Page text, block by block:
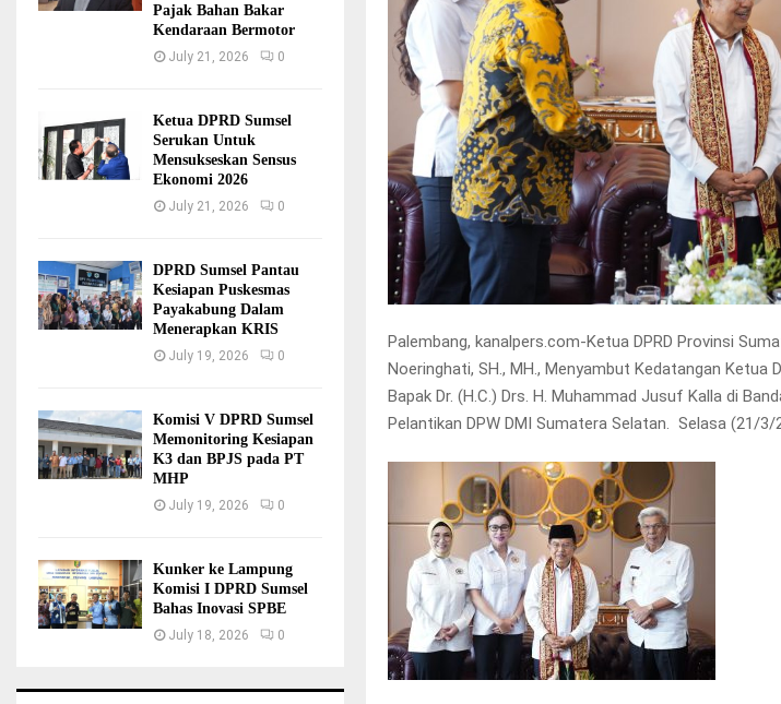
Palembang, kanalpers.com-Ketua DPRD Provinsi
Noeringhati, SH., MH., Menyambut Kedatangan Ketua
Bapak Dr. (H.C.) Drs. H. Muhammad Jusuf Kalla di
Pelantikan DPW DMI Sumatera Selatan. Selasa (21/3/
Pajak Bahan Bakar
Kendaraan Bermotor
July 21, 2026 0
Ketua DPRD Sumsel
Serukan Untuk
Mensukseskan Sensus
Ekonomi 2026
July 21, 2026 0
DPRD Sumsel Pantau
Kesiapan Puskesmas
Payakabung Dalam
Menerapkan KRIS
July 19, 2026 0
Komisi V DPRD Sumsel
Memonitoring Kesiapan
K3 dan BPJS pada PT
MHP
July 19, 2026 0
Kunker ke Lampung
Komisi I DPRD Sumsel
Bahas Inovasi SPBE
July 18, 2026 0